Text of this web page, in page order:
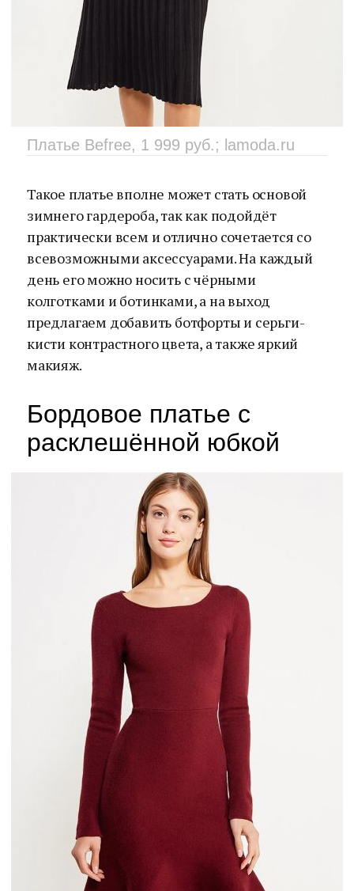
Платье Befree, 1 999 руб.; lamoda.ru
Такое платье вполне может стать основой
зимнего гардероба, так как подойдёт
практически всем и отлично сочетается со
всевозможными аксессуарами. На каждый
день его можно носить с чёрными
колготками и ботинками, а на выход
предлагаем добавить ботфорты и серьги-
кисти контрастного цвета, а также яркий
макияж.
Бордовое платье с
расклешённой юбкой